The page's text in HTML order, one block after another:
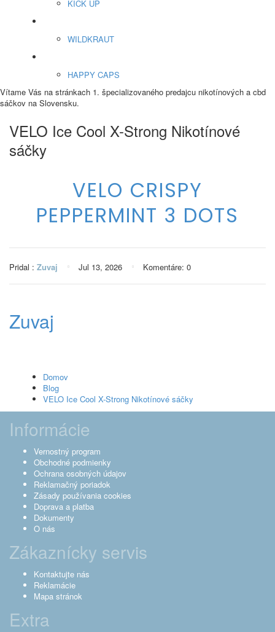
KICK UP
WILDKRAUT
HAPPY CAPS
Vítame Vás na stránkach 1. špecializovaného predajcu nikotínových a cbd
sáčkov na Slovensku.
VELO Ice Cool X-Strong Nikotínové
sáčky
VELO CRISPY
PEPPERMINT 3 DOTS
Pridal : Zuvaj Jul 13, 2026 Komentáre: 0
Zuvaj
Domov
Blog
VELO Ice Cool X-Strong Nikotínové sáčky
Informácie
Vernostný program
Obchodné podmienky
Ochrana osobných údajov
Reklamačný poriadok
Zásady používania cookies
Doprava a platba
Dokumenty
O nás
Zákaznícky servis
Kontaktujte nás
Reklamácie
Mapa stránok
Extra